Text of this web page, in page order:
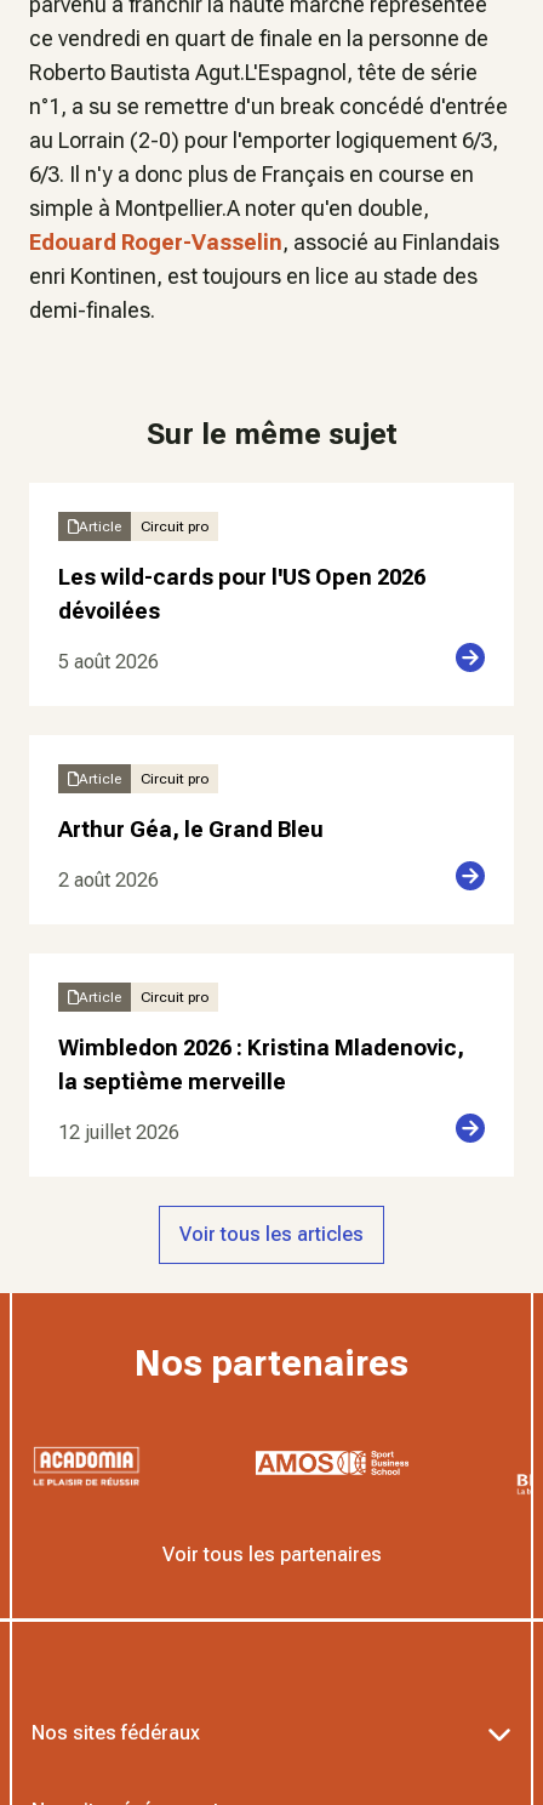
ce vendredi en quart de finale en la personne de
Roberto Bautista Agut.L'Espagnol, tête de série
n°1, a su se remettre d'un break concédé d'entrée
au Lorrain (2-0) pour l'emporter logiquement 6/3,
6/3. Il n'y a donc plus de Français en course en
simple à Montpellier.A noter qu'en double,
Edouard Roger-Vasselin, associé au Finlandais
enri Kontinen, est toujours en lice au stade des
demi-finales.
Sur le même sujet
Article Circuit pro
Les wild-cards pour l'US Open 2026
dévoilées
5 août 2026
Article Circuit pro
Arthur Géa, le Grand Bleu
2 août 2026
Article Circuit pro
Wimbledon 2026 : Kristina Mladenovic,
la septième merveille
12 juillet 2026
Voir tous les articles
Nos partenaires
Voir tous les partenaires
Nos sites fédéraux